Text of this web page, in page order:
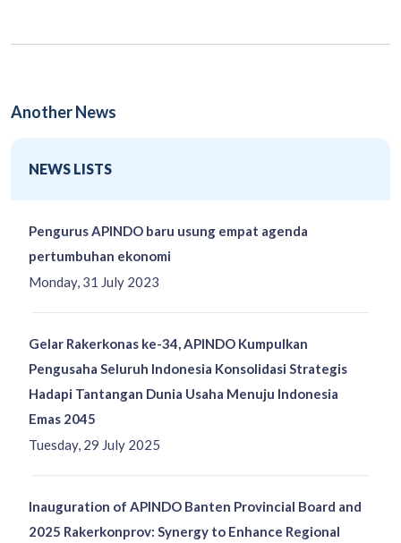
Another News
NEWS LISTS
Monday, 31 July 2023
Pengurus APINDO baru usung empat agenda
pertumbuhan ekonomi
Tuesday, 29 July 2025
Gelar Rakerkonas ke-34, APINDO Kumpulkan
Pengusaha Seluruh Indonesia Konsolidasi Strategis
Hadapi Tantangan Dunia Usaha Menuju Indonesia
Emas 2045
Inauguration of APINDO Banten Provincial Board and
2025 Rakerkonprov: Synergy to Enhance Regional